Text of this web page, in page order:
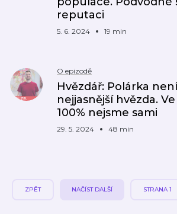
reputaci
5. 6. 2024 19 min
O epizodě
Hvězdář: Polárka není
nejjasnější hvězda.
100% nejsme sami
29. 5. 2024 48 min
ZPĚT NAČÍST DALŠÍ STRANA 1